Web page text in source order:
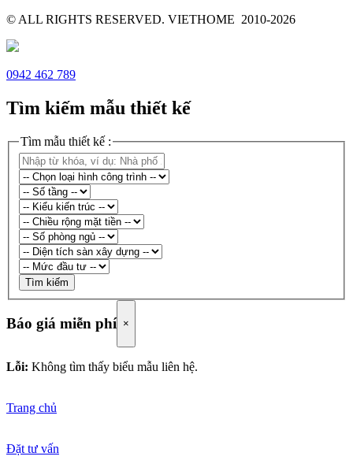
© ALL RIGHTS RESERVED. VIETHOME 2010-2026
0942 462 789
Tìm kiếm mẫu thiết kế
Tìm mẫu thiết kế :
Tìm kiếm
Báo giá miễn phí ×
Lỗi: Không tìm thấy biểu mẫu liên hệ.
Trang chủ
Đặt tư vấn